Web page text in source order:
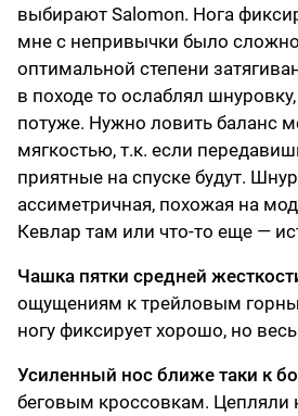
выбирают Salomon. Нога
мне с непривычки было
оптимальной степени
в походе то ослаблял шнуровку,
потуже. Нужно ловить баланс
мягкостью, т.к. если
приятные на спуске будут.
ассиметричная, похожая на
Кевлар там или что-то еще —
Чашка пятки средней
ощущениям к трейловым
ногу фиксирует хорошо, но
Усиленный нос ближе таки к
беговым кроссовкам. Цепляли